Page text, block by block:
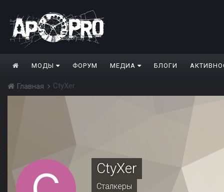
МОДЫ ФОРУМ МЕДИА БЛОГИ
Главная CtyXer
CtyXer
Сталкеры